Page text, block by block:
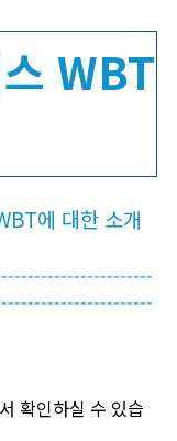
WBT
에 대한 소개
확인하실 수 있습